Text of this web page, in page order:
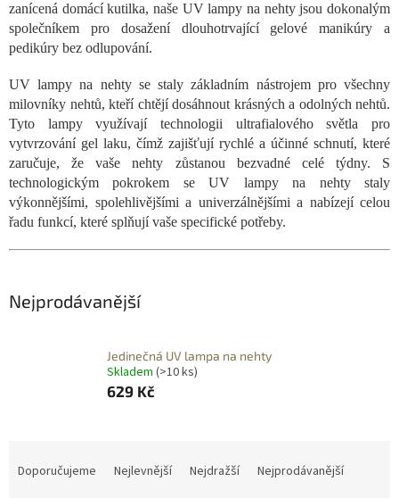
zanícená domácí kutilka, naše UV lampy na nehty jsou dokonalým
společníkem pro dosažení dlouhotrvající gelové manikúry a
pedikúry bez odlupování.
UV lampy na nehty se staly základním nástrojem pro všechny
milovníky nehtů, kteří chtějí dosáhnout krásných a odolných nehtů.
Tyto lampy využívají technologii ultrafialového světla pro
vytvrzování gel laku, čímž zajišťují rychlé a účinné schnutí, které
zaručuje, že vaše nehty zůstanou bezvadné celé týdny. S
technologickým pokrokem se UV lampy na nehty staly
výkonnějšími, spolehlivějšími a univerzálnějšími a nabízejí celou
řadu funkcí, které splňují vaše specifické potřeby.
Nejprodávanější
Jedinečná UV lampa na nehty
Skladem (>10 ks)
629 Kč
Doporučujeme Nejlevnější Nejdražší
Nejprodávanější